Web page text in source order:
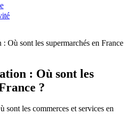
Où sont les supermarchés en France
: Où sont les
?
sont les commerces et services en